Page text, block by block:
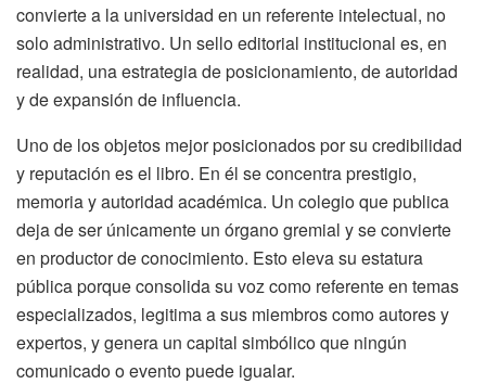
convierte a la universidad en un referente intelectual, no
solo administrativo. Un sello editorial institucional es, en
realidad, una estrategia de posicionamiento, de autoridad
y de expansión de influencia.
Uno de los objetos mejor posicionados por su credibilidad
y reputación es el libro. En él se concentra prestigio,
memoria y autoridad académica. Un colegio que publica
deja de ser únicamente un órgano gremial y se convierte
en productor de conocimiento. Esto eleva su estatura
pública porque consolida su voz como referente en temas
especializados, legitima a sus miembros como autores y
expertos, y genera un capital simbólico que ningún
comunicado o evento puede igualar.